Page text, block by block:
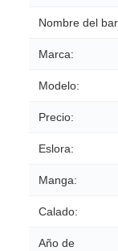
Nombre del
Marca:
Modelo:
Precio:
Eslora:
Manga:
Calado:
Año de